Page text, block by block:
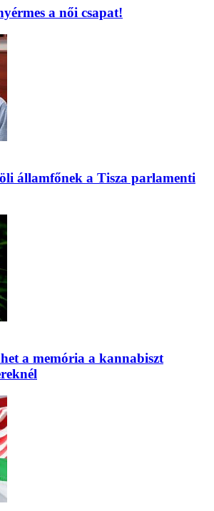
a női csapat!
államfőnek a Tisza parlamenti
a memória a kannabiszt